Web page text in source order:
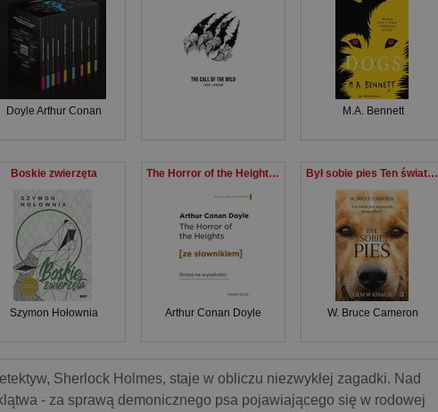
Doyle Arthur Conan M.A. Bennett
Boskie zwierzęta
Szymon Hołownia
The Horror of the Heights. Groza na wysokości z podręcznym słownikiem angielsko-polskim
Arthur Conan Doyle
Był sobie pies Ten świat jest naprawdę pomerdany
W. Bruce Cameron
Sherlock Holmes, staje w obliczu niezwykłej zagadki. Nad
- za sprawą demonicznego psa pojawiającego się w rodowej